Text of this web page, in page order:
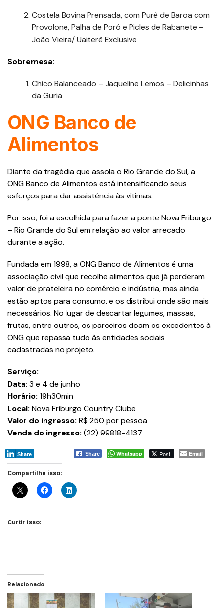
Costela Bovina Prensada, com Purê de Baroa com
Provolone, Palha de Poró e Picles de Rabanete –
João Vieira/ Uaiterê Exclusive
Sobremesa:
Chico Balanceado – Jaqueline Lemos – Delicinhas
da Guria
ONG Banco de
Alimentos
Diante da tragédia que assola o Rio Grande do Sul, a
ONG Banco de Alimentos está intensificando seus
esforços para dar assistência às vítimas.
Por isso, foi a escolhida para fazer a ponte Nova Friburgo
– Rio Grande do Sul em relação ao valor arrecado
durante a ação.
Fundada em 1998, a ONG Banco de Alimentos é uma
associação civil que recolhe alimentos que já perderam
valor de prateleira no comércio e indústria, mas ainda
estão aptos para consumo, e os distribui onde são mais
necessários. No lugar de descartar legumes, massas,
frutas, entre outros, os parceiros doam os excedentes à
ONG que repassa tudo às entidades sociais
cadastradas no projeto.
Serviço:
Data: 3 e 4 de junho
Horário: 19h30min
Local: Nova Friburgo Country Clube
Valor do ingresso: R$ 250 por pessoa
Venda do ingresso: (22) 99818-4137
Share Whatsapp Post Email
Share
Compartilhe isso:
Curtir isso:
Relacionado